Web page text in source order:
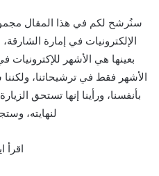
سنُرشح لكم في هذا المقال
الإلكترونيات في إمارة
بعينها هي الأشهر للإكترونيات
الأشهر فقط في ترشيحاتنا،
بأنفسنا، ورأينا إنها تستحق
لنهايته،
اقرأ